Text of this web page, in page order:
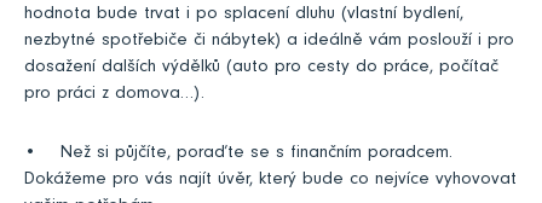
hodnota bude trvat i po splacení dluhu (vlastní bydlení,
nezbytné spotřebiče či nábytek) a ideálně vám poslouží i pro
dosažení dalších výdělků (auto pro cesty do práce, počítač
pro práci z domova…).
• Než si půjčíte, poraďte se s finančním poradcem.
Dokážeme pro vás najít úvěr, který bude co nejvíce vyhovovat